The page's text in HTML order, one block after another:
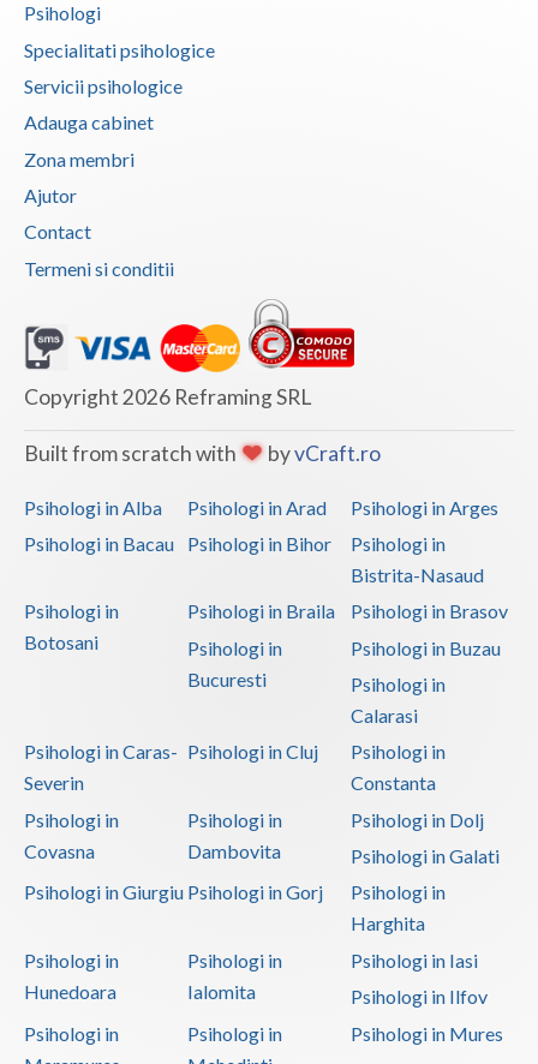
Vaslui
Psihologi
Specialitati psihologice
Servicii psihologice
Adauga cabinet
Zona membri
Ajutor
Contact
Termeni si conditii
Copyright 2026 Reframing SRL
Built from scratch with byvCraft.ro
Psihologi in Alba Psihologi in Arad
Psihologi in Arges
Psihologi in Bacau
Psihologi in Bihor
Psihologi in
Bistrita-Nasaud
Psihologi in
Botosani
Psihologi in Braila
Psihologi in Brasov
Psihologi in
Bucuresti
Psihologi in Buzau
Psihologi in
Calarasi
Psihologi in Caras-
Severin
Psihologi in Cluj
Psihologi in
Constanta
Psihologi in
Covasna
Psihologi in
Dambovita
Psihologi in Dolj
Psihologi in Galati
Psihologi in Giurgiu Psihologi in Gorj
Psihologi in
Harghita
Psihologi in
Hunedoara
Psihologi in
Ialomita
Psihologi in Iasi
Psihologi in Ilfov
Psihologi in
Psihologi in
Psihologi in Mures